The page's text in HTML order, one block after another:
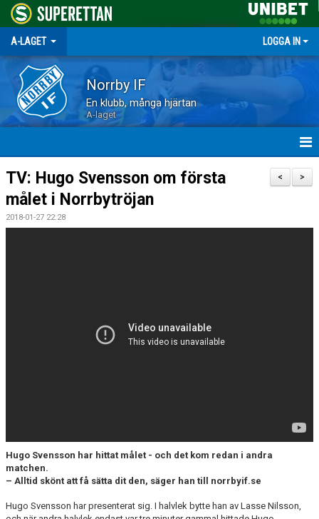
A-LAGET LOGGA IN
Norrby IF
En klubb, många hjärtan
A-laget
HEM
NYHETER
>
<
TV: Hugo Svensson om första
målet i Norrbytröjan
2018-01-27 22:28
Hugo Svensson har hittat målet - och det kom redan i andra
matchen.
– Alltid skönt att få sätta dit den, säger han till norrbyif.se
Hugo Svensson har presenterat sig. I halvlek bytte han av Lasse Nilsson,